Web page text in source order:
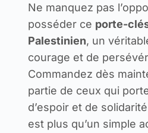
Ne manquez pas
posséder ce porte-
Palestinien, un
courage et de
Commandez dès
partie de ceux qui
d’espoir et de
est plus qu’un simple